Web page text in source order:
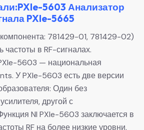
5603 Анализатор
PXIe-5665
781429-01, 781429-02)
в RF-сигналах.
5603 — национальная
У PXIe-5603 есть две версии
Один без
другой с
NI PXIe-5603 заключается в
RF на более низкие уровни,